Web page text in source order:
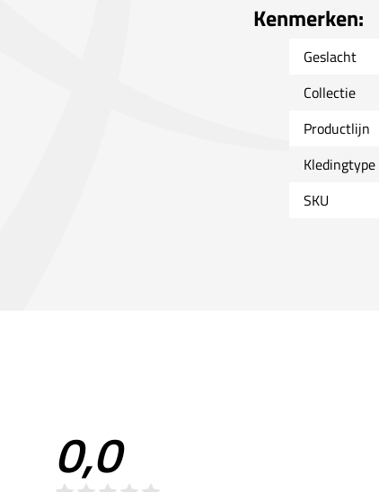
Kenmerken:
Geslacht
Collectie
Productlijn
Kledingtype
SKU
0,0